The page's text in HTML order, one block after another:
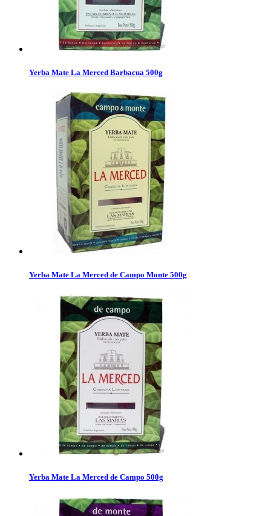
Yerba Mate La Merced Barbacua 500g
Yerba Mate La Merced de Campo Monte 500g
Yerba Mate La Merced de Campo 500g